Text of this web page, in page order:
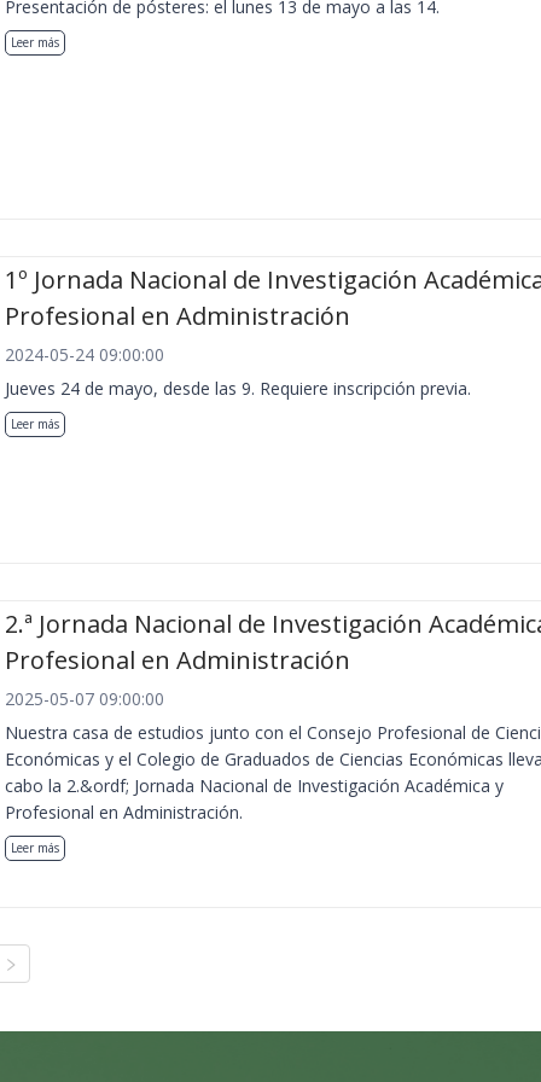
Presentación de pósteres: el lunes 13 de mayo a las 14.
Leer más
1º Jornada Nacional de Investigación
Profesional en Administración
2024-05-24 09:00:00
Jueves 24 de mayo, desde las 9. Requiere inscripción previa.
Leer más
2.ª Jornada Nacional de Investigación
Profesional en Administración
2025-05-07 09:00:00
Nuestra casa de estudios junto con el Consejo Profesional de
Económicas y el Colegio de Graduados de Ciencias Económicas
cabo la 2.&ordf; Jornada Nacional de Investigación Académica y
Profesional en Administración.
Leer más